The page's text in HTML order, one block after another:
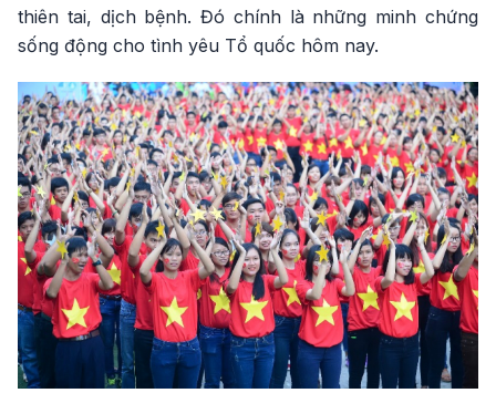
thiên tai, dịch bệnh. Đó chính là những minh chứng
sống động cho tình yêu Tổ quốc hôm nay.